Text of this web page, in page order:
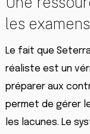
les examens
Le fait que
réaliste est un
préparer aux
permet de gérer
les lacunes. Le